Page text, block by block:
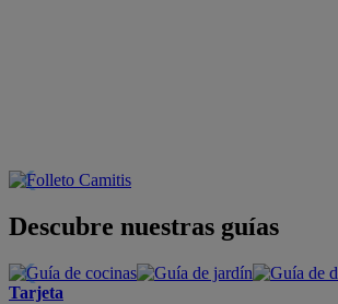
Descubre nuestras guías
Tarjeta